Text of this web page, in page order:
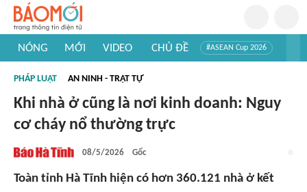
NÓNG MỚI VIDEO CHỦ ĐỀ #ASEAN Cup 2026
#Khám phá thế giới
PHÁP LUẬT AN NINH - TRẬT TỰ
Khi nhà ở cũng là nơi kinh doanh: Nguy
cơ cháy nổ thường trực
08/5/2026 Gốc
Toàn tỉnh Hà Tĩnh hiện có hơn 360.121 nhà ở kết